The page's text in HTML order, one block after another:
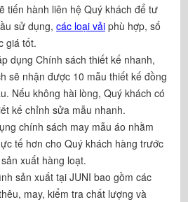
tiến hành liên hệ Quý khách để tư
sử dụng, các loại vải phù hợp, số
giá tốt.
dụng Chính sách thiết kế nhanh,
sẽ nhận được 10 mẫu thiết kế đồng
Nếu không hài lòng, Quý khách có
kế chỉnh sửa mẫu nhanh.
chính sách may mẫu áo nhằm
tế hơn cho Quý khách hàng trước
xuất hàng loạt.
sản xuất tại JUNI bao gồm các
may, kiểm tra chất lượng và